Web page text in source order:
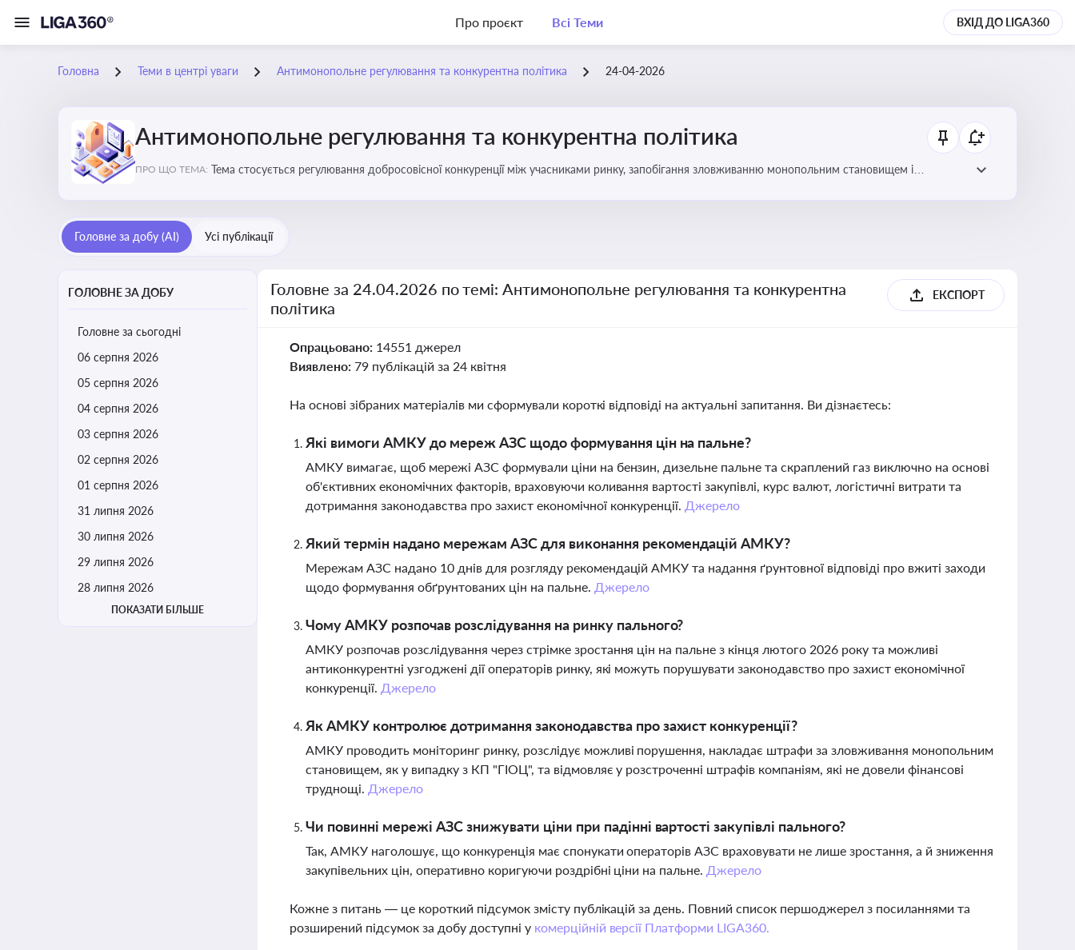
Про проєкт Всі Теми ВХІД ДО LIGA360
Головна Теми в центрі уваги Антимонопольне регулювання та конкурентна політика 24-04-2026
Антимонопольне регулювання та конкурентна політика
ПРО ЩО ТЕМА: Тема стосується регулювання добросовісної конкуренції між учасниками ринку, запобігання зловживанню монопольним становищем і
Головне за добу (AI) Усі публікації
ГОЛОВНЕ ЗА ДОБУ
Головне за сьогодні
06 серпня 2026
05 серпня 2026
04 серпня 2026
03 серпня 2026
02 серпня 2026
01 серпня 2026
31 липня 2026
30 липня 2026
29 липня 2026
28 липня 2026
ПОКАЗАТИ БІЛЬШЕ
Головне за 24.04.2026 по темі: Антимонопольне регулювання та конкурентна
політика
ЕКСПОРТ
Опрацьовано: 14551 джерел
Виявлено: 79 публікацій за 24 квітня
На основі зібраних матеріалів ми сформували короткі відповіді на актуальні запитання. Ви дізнаєтесь:
Які вимоги АМКУ до мереж АЗС щодо формування цін на пальне?
АМКУ вимагає, щоб мережі АЗС формували ціни на бензин, дизельне пальне та скраплений газ виключно на основі
об'єктивних економічних факторів, враховуючи коливання вартості закупівлі, курс валют, логістичні витрати та
дотримання законодавства про захист економічної конкуренції. Джерело
Який термін надано мережам АЗС для виконання рекомендацій АМКУ?
Мережам АЗС надано 10 днів для розгляду рекомендацій АМКУ та надання ґрунтовної відповіді про вжиті заходи
щодо формування обґрунтованих цін на пальне. Джерело
Чому АМКУ розпочав розслідування на ринку пального?
АМКУ розпочав розслідування через стрімке зростання цін на пальне з кінця лютого 2026 року та можливі
антиконкурентні узгоджені дії операторів ринку, які можуть порушувати законодавство про захист економічної
конкуренції. Джерело
Як АМКУ контролює дотримання законодавства про захист конкуренції?
АМКУ проводить моніторинг ринку, розслідує можливі порушення, накладає штрафи за зловживання монопольним
становищем, як у випадку з КП "ГІОЦ", та відмовляє у розстроченні штрафів компаніям, які не довели фінансові
труднощі. Джерело
Чи повинні мережі АЗС знижувати ціни при падінні вартості закупівлі пального?
Так, АМКУ наголошує, що конкуренція має спонукати операторів АЗС враховувати не лише зростання, а й зниження
закупівельних цін, оперативно коригуючи роздрібні ціни на пальне. Джерело
Кожне з питань — це короткий підсумок змісту публікацій за день. Повний список першоджерел з посиланнями та
розширений підсумок за добу доступні у комерційній версії Платформи LIGA360.